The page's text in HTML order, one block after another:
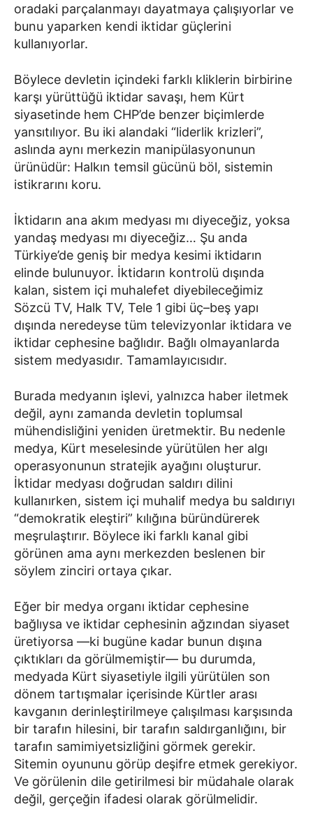
oradaki parçalanmayı dayatmaya çalışıyorlar ve
bunu yaparken kendi iktidar güçlerini
kullanıyorlar.
Böylece devletin içindeki farklı kliklerin birbirine
karşı yürüttüğü iktidar savaşı, hem Kürt
siyasetinde hem CHP’de benzer biçimlerde
yansıtılıyor. Bu iki alandaki “liderlik krizleri”,
aslında aynı merkezin manipülasyonunun
ürünüdür: Halkın temsil gücünü böl, sistemin
istikrarını koru.
İktidarın ana akım medyası mı diyeceğiz, yoksa
yandaş medyası mı diyeceğiz… Şu anda
Türkiye’de geniş bir medya kesimi iktidarın
elinde bulunuyor. İktidarın kontrolü dışında
kalan, sistem içi muhalefet diyebileceğimiz
Sözcü TV, Halk TV, Tele 1 gibi üç–beş yapı
dışında neredeyse tüm televizyonlar iktidara ve
iktidar cephesine bağlıdır. Bağlı olmayanlarda
sistem medyasıdır. Tamamlayıcısıdır.
Burada medyanın işlevi, yalnızca haber iletmek
değil, aynı zamanda devletin toplumsal
mühendisliğini yeniden üretmektir. Bu nedenle
medya, Kürt meselesinde yürütülen her algı
operasyonunun stratejik ayağını oluşturur.
İktidar medyası doğrudan saldırı dilini
kullanırken, sistem içi muhalif medya bu saldırıyı
“demokratik eleştiri” kılığına büründürerek
meşrulaştırır. Böylece iki farklı kanal gibi
görünen ama aynı merkezden beslenen bir
söylem zinciri ortaya çıkar.
Eğer bir medya organı iktidar cephesine
bağlıysa ve iktidar cephesinin ağzından siyaset
üretiyorsa —ki bugüne kadar bunun dışına
çıktıkları da görülmemiştir— bu durumda,
medyada Kürt siyasetiyle ilgili yürütülen son
dönem tartışmalar içerisinde Kürtler arası
kavganın derinleştirilmeye çalışılması karşısında
bir tarafın hilesini, bir tarafın saldırganlığını, bir
tarafın samimiyetsizliğini görmek gerekir.
Sitemin oyununu görüp deşifre etmek gerekiyor.
Ve görülenin dile getirilmesi bir müdahale olarak
değil, gerçeğin ifadesi olarak görülmelidir.